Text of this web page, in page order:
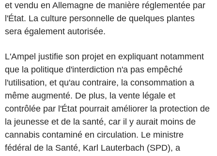
et vendu en Allemagne de manière réglementée par
l'État. La culture personnelle de quelques plantes
sera également autorisée.
L'Ampel justifie son projet en expliquant notamment
que la politique d'interdiction n'a pas empêché
l'utilisation, et qu'au contraire, la consommation a
même augmenté. De plus, la vente légale et
contrôlée par l'État pourrait améliorer la protection de
la jeunesse et de la santé, car il y aurait moins de
cannabis contaminé en circulation. Le ministre
fédéral de la Santé, Karl Lauterbach (SPD), a